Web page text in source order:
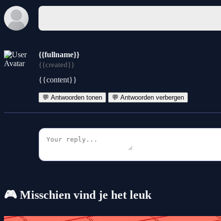
{{fullname}}
{{created}}
{{content}}
💬 Antwoorden tonen 💬 Antwoorden verbergen
🎮 Misschien vind je het leuk